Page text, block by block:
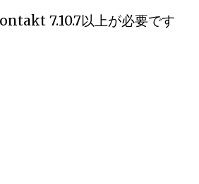
7.10.7以上が必要です